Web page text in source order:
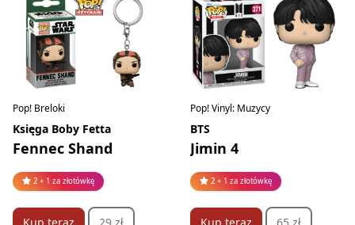
Pop! Breloki
Księga Boby Fetta
Fennec Shand
2 + 1 za złotówkę
Pop! Vinyl: Muzycy
BTS
Jimin 4
2 + 1 za złotówkę